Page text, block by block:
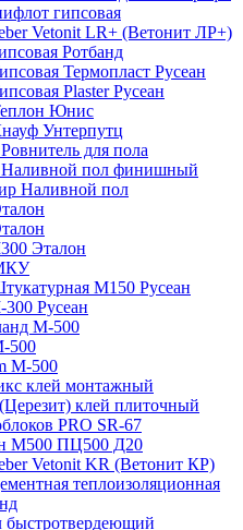
гипсовая
Vetonit LR+ (Ветонит ЛР+)
Ротбанд
Термопласт Русеан
Plaster Русеан
Юнис
Унтерпутц
для пола
Наливной пол финишный
Наливной пол
Эталон
М150 Русеан
Русеан
М-500
500
М-500
клей монтажный
клей плиточный
PRO SR-67
М500 ПЦ500 Д20
Vetonit KR (Ветонит КР)
теплоизоляционная
быстротвердеющий